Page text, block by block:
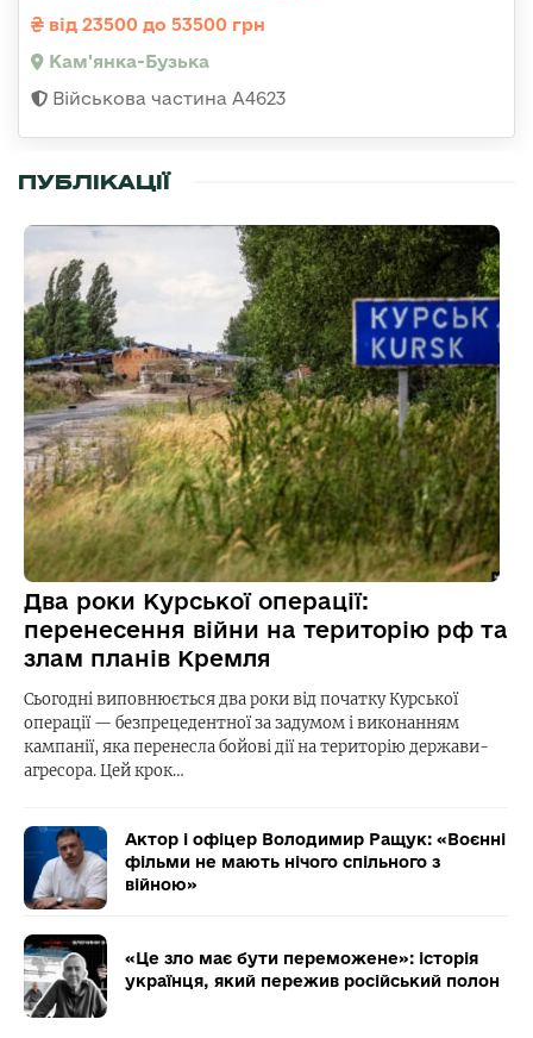
від 23500 до 53500 грн
Кам'янка-Бузька
Військова частина А4623
ПУБЛІКАЦІЇ
Два роки Курської операції:
перенесення війни на територію рф та
злам планів Кремля
Сьогодні виповнюється два роки від початку Курської
операції — безпрецедентної за задумом і виконанням
кампанії, яка перенесла бойові дії на територію держави-
агресора. Цей крок…
Актор і офіцер Володимир Ращук: «Воєнні
фільми не мають нічого спільного з
війною»
«Це зло має бути переможене»: історія
українця, який пережив російський полон